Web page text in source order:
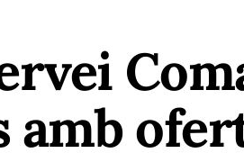
amb